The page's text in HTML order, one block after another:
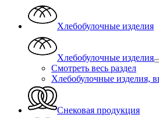
Хлебобулочные изделия
Хлебобулочные изделия
Смотреть весь раздел
Хлебобулочные изделия,
Снековая продукция